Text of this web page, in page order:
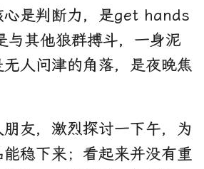
心是判断力，是get hands
其他狼群搏斗，一身泥
人问津的角落，是夜晚焦
友，激烈探讨一下午，为
稳下来；看起来并没有重